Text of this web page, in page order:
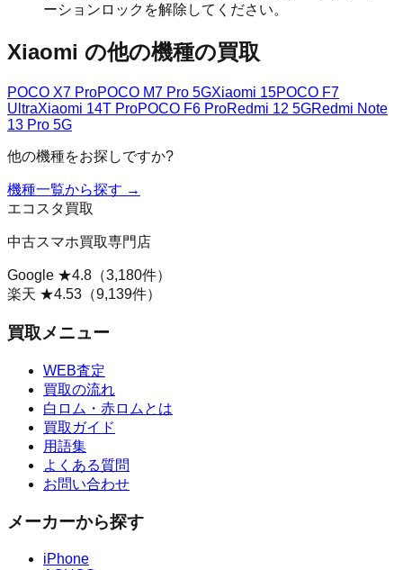
ーションロックを解除してください。
Xiaomi の他の機種の買取
POCO X7 ProPOCO M7 Pro 5GXiaomi 15POCO F7
UltraXiaomi 14T ProPOCO F6 ProRedmi 12 5GRedmi Note
13 Pro 5G
他の機種をお探しですか?
機種一覧から探す →
エコスタ買取
中古スマホ買取専門店
Google ★4.8 （3,180件）
楽天 ★4.53 （9,139件）
買取メニュー
WEB査定
買取の流れ
白ロム・赤ロムとは
買取ガイド
用語集
よくある質問
お問い合わせ
メーカーから探す
iPhone